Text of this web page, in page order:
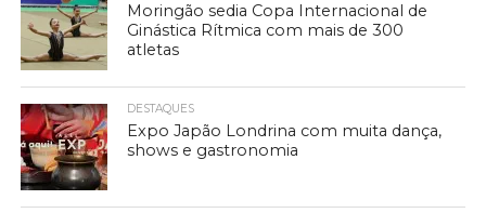
Moringão sedia Copa Internacional de
Ginástica Rítmica com mais de 300
atletas
DESTAQUES
Expo Japão Londrina com muita dança,
shows e gastronomia